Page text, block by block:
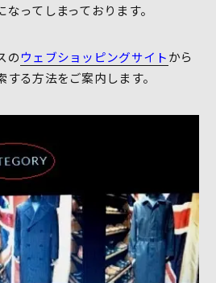
ってしまっております。
のウェブショッピングサイトから
る方法をご案内します。